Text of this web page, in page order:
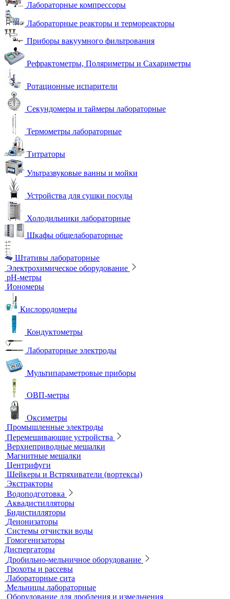
Лабораторные компрессоры
Лабораторные реакторы и термореакторы
Приборы вакуумного фильтрования
Рефрактометры, Поляриметры и Сахариметры
Ротационные испарители
Секундомеры и таймеры лабораторные
Термометры лабораторные
Титраторы
Ультразвуковые ванны и мойки
Устройства для сушки посуды
Холодильники лабораторные
Шкафы общелабораторные
Штативы лабораторные
Электрохимическое оборудование
Кислородомеры
ОВП-метры
Оксиметры
Промышленные электроды
Перемешивающие устройства
Верхнеприводные мешалки
Магнитные мешалки
Центрифуги
Шейкеры и Встряхиватели (вортексы)
Экстракторы
Водоподготовка